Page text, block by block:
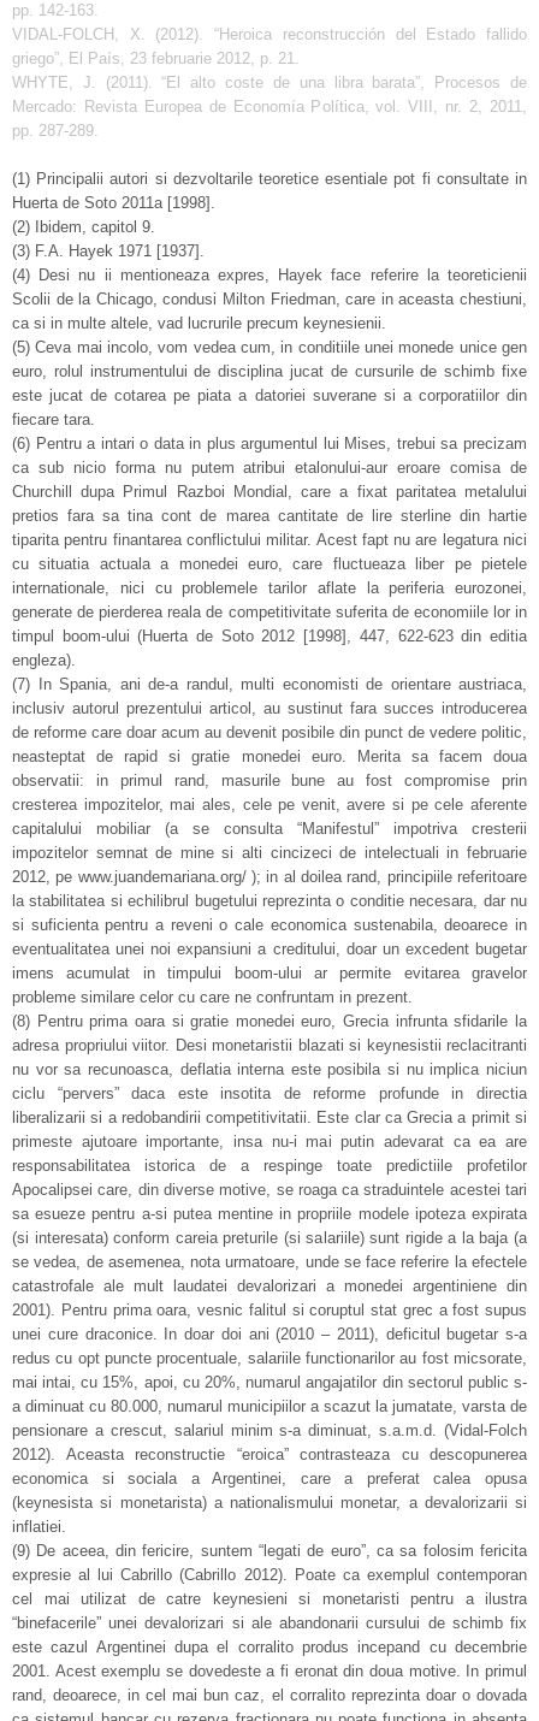
pp. 142-163.
VIDAL-FOLCH, X. (2012). “Heroica reconstrucción del Estado fallido
griego”, El País, 23 februarie 2012, p. 21.
WHYTE, J. (2011). “El alto coste de una libra barata”, Procesos de
Mercado: Revista Europea de Economía Política, vol. VIII, nr. 2, 2011,
pp. 287-289.
(1) Principalii autori si dezvoltarile teoretice esentiale pot fi consultate in
Huerta de Soto 2011a [1998].
(2) Ibidem, capitol 9.
(3) F.A. Hayek 1971 [1937].
(4) Desi nu ii mentioneaza expres, Hayek face referire la teoreticienii
Scolii de la Chicago, condusi Milton Friedman, care in aceasta chestiuni,
ca si in multe altele, vad lucrurile precum keynesienii.
(5) Ceva mai incolo, vom vedea cum, in conditiile unei monede unice gen
euro, rolul instrumentului de disciplina jucat de cursurile de schimb fixe
este jucat de cotarea pe piata a datoriei suverane si a corporatiilor din
fiecare tara.
(6) Pentru a intari o data in plus argumentul lui Mises, trebui sa precizam
ca sub nicio forma nu putem atribui etalonului-aur eroare comisa de
Churchill dupa Primul Razboi Mondial, care a fixat paritatea metalului
pretios fara sa tina cont de marea cantitate de lire sterline din hartie
tiparita pentru finantarea conflictului militar. Acest fapt nu are legatura nici
cu situatia actuala a monedei euro, care fluctueaza liber pe pietele
internationale, nici cu problemele tarilor aflate la periferia eurozonei,
generate de pierderea reala de competitivitate suferita de economiile lor in
timpul boom-ului (Huerta de Soto 2012 [1998], 447, 622-623 din editia
engleza).
(7) In Spania, ani de-a randul, multi economisti de orientare austriaca,
inclusiv autorul prezentului articol, au sustinut fara succes introducerea
de reforme care doar acum au devenit posibile din punct de vedere politic,
neasteptat de rapid si gratie monedei euro. Merita sa facem doua
observatii: in primul rand, masurile bune au fost compromise prin
cresterea impozitelor, mai ales, cele pe venit, avere si pe cele aferente
capitalului mobiliar (a se consulta “Manifestul” impotriva cresterii
impozitelor semnat de mine si alti cincizeci de intelectuali in februarie
2012, pe www.juandemariana.org/ ); in al doilea rand, principiile referitoare
la stabilitatea si echilibrul bugetului reprezinta o conditie necesara, dar nu
si suficienta pentru a reveni o cale economica sustenabila, deoarece in
eventualitatea unei noi expansiuni a creditului, doar un excedent bugetar
imens acumulat in timpului boom-ului ar permite evitarea gravelor
probleme similare celor cu care ne confruntam in prezent.
(8) Pentru prima oara si gratie monedei euro, Grecia infrunta sfidarile la
adresa propriului viitor. Desi monetaristii blazati si keynesistii reclacitranti
nu vor sa recunoasca, deflatia interna este posibila si nu implica niciun
ciclu “pervers” daca este insotita de reforme profunde in directia
liberalizarii si a redobandirii competitivitatii. Este clar ca Grecia a primit si
primeste ajutoare importante, insa nu-i mai putin adevarat ca ea are
responsabilitatea istorica de a respinge toate predictiile profetilor
Apocalipsei care, din diverse motive, se roaga ca straduintele acestei tari
sa esueze pentru a-si putea mentine in propriile modele ipoteza expirata
(si interesata) conform careia preturile (si salariile) sunt rigide a la baja (a
se vedea, de asemenea, nota urmatoare, unde se face referire la efectele
catastrofale ale mult laudatei devalorizari a monedei argentiniene din
2001). Pentru prima oara, vesnic falitul si coruptul stat grec a fost supus
unei cure draconice. In doar doi ani (2010 – 2011), deficitul bugetar s-a
redus cu opt puncte procentuale, salariile functionarilor au fost micsorate,
mai intai, cu 15%, apoi, cu 20%, numarul angajatilor din sectorul public s-
a diminuat cu 80.000, numarul municipiilor a scazut la jumatate, varsta de
pensionare a crescut, salariul minim s-a diminuat, s.a.m.d. (Vidal-Folch
2012). Aceasta reconstructie “eroica” contrasteaza cu descopunerea
economica si sociala a Argentinei, care a preferat calea opusa
(keynesista si monetarista) a nationalismului monetar, a devalorizarii si
inflatiei.
(9) De aceea, din fericire, suntem “legati de euro”, ca sa folosim fericita
expresie al lui Cabrillo (Cabrillo 2012). Poate ca exemplul contemporan
cel mai utilizat de catre keynesieni si monetaristi pentru a ilustra
“binefacerile” unei devalorizari si ale abandonarii cursului de schimb fix
este cazul Argentinei dupa el corralito produs incepand cu decembrie
2001. Acest exemplu se dovedeste a fi eronat din doua motive. In primul
rand, deoarece, in cel mai bun caz, el corralito reprezinta doar o dovada